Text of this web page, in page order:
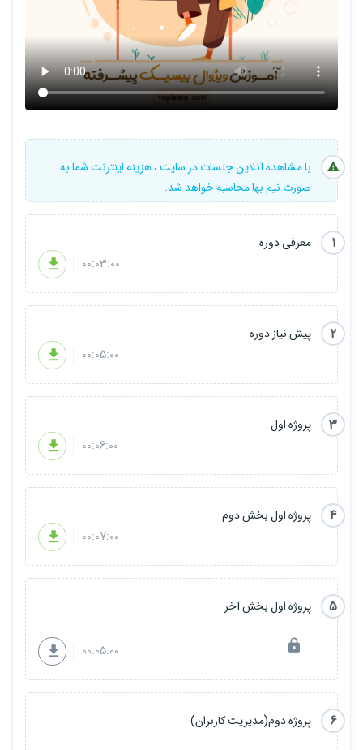
با مشاهده آنلاین جلسات در سایت ، هزینه اینترنت شما به
صورت نیم بها محاسبه خواهد شد.
1
معرفی دوره
00:03:00
2
پیش نیاز دوره
00:05:00
3
پروژه اول
00:06:00
4
پروژه اول بخش دوم
00:07:00
5 پروژه اول بخش آخر
00:05:00
6 پروژه دوم(مدیریت کاربران)